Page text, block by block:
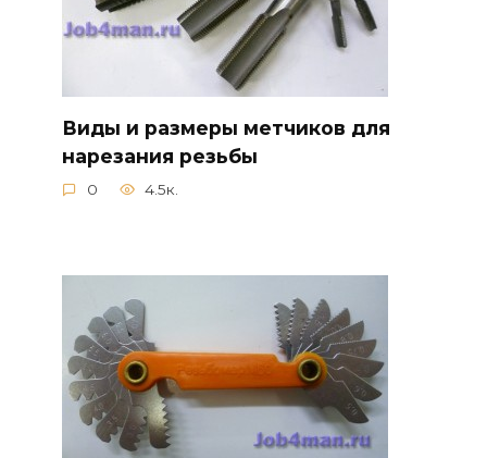
Виды и размеры метчиков для
нарезания резьбы
0 4.5к.